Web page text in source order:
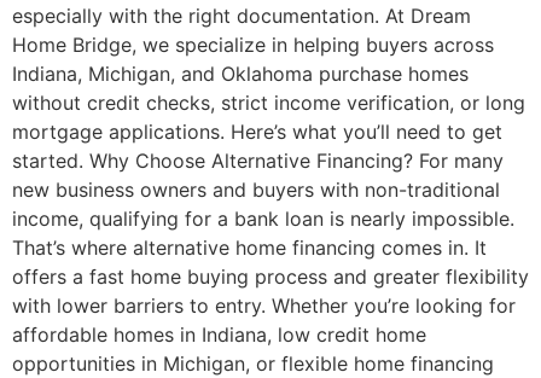
especially with the right documentation. At Dream
Home Bridge, we specialize in helping buyers across
Indiana, Michigan, and Oklahoma purchase homes
without credit checks, strict income verification, or long
mortgage applications. Here’s what you’ll need to get
started. Why Choose Alternative Financing? For many
new business owners and buyers with non-traditional
income, qualifying for a bank loan is nearly impossible.
That’s where alternative home financing comes in. It
offers a fast home buying process and greater flexibility
with lower barriers to entry. Whether you’re looking for
affordable homes in Indiana, low credit home
opportunities in Michigan, or flexible home financing